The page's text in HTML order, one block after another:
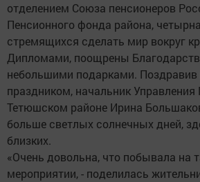
отделением Союза пенсионеров
Пенсионного фонда района,
стремящихся сделать мир вокруг
Дипломами, поощрены
небольшими подарками. Поздравив
праздником, начальник
Тетюшском районе Ирина
больше светлых солнечных дней,
близких.
«Очень довольна, что побывала на
мероприятии, - поделилась